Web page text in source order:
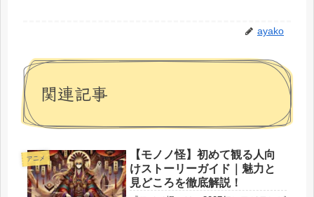
ayako
関連記事
アニメ
【モノノ怪】初めて観る人向
けストーリーガイド｜魅力と
見どころを徹底解説！